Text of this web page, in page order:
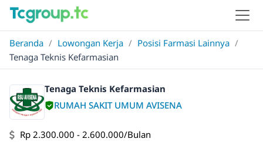
Beranda / Lowongan Kerja / Posisi Farmasi Lainnya /
Tenaga Teknis Kefarmasian
Tenaga Teknis Kefarmasian
RUMAH SAKIT UMUM AVISENA
Rp 2.300.000 - 2.600.000/Bulan